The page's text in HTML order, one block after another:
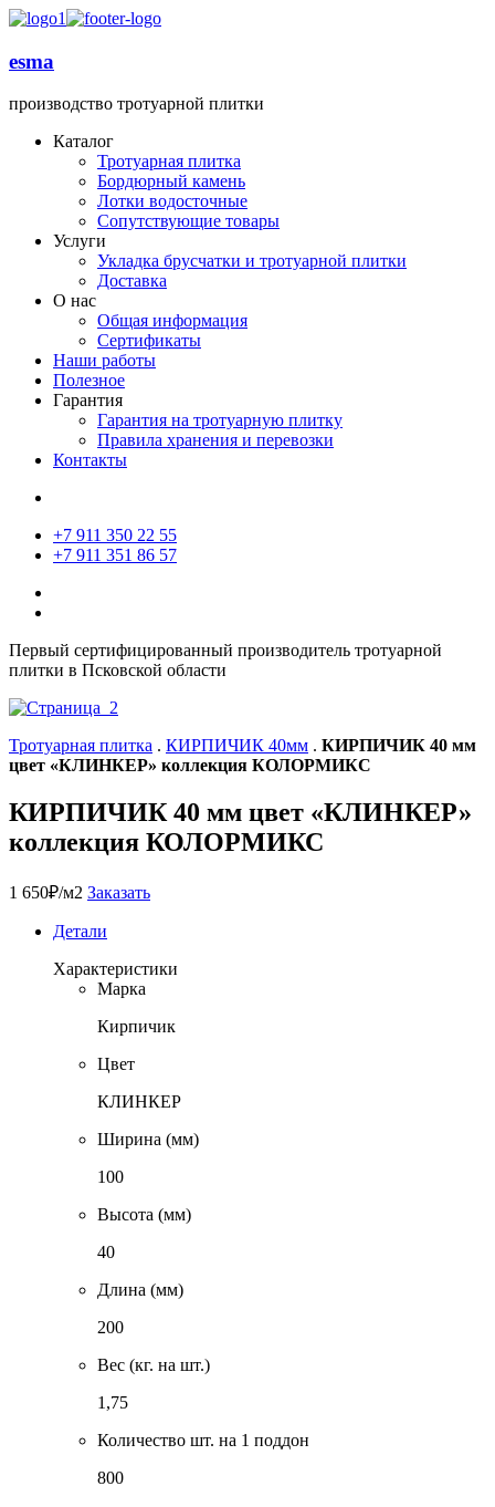
esma
производство тротуарной плитки
Каталог
Тротуарная плитка
Бордюрный камень
Лотки водосточные
Сопутствующие товары
Услуги
Укладка брусчатки и тротуарной плитки
Доставка
О нас
Общая информация
Сертификаты
Наши работы
Полезное
Гарантия
Гарантия на тротуарную плитку
Правила хранения и перевозки
Контакты
+7 911 350 22 55
+7 911 351 86 57
Первый сертифицированный производитель тротуарной
плитки в Псковской области
Тротуарная плитка . КИРПИЧИК 40мм . КИРПИЧИК 40 мм
цвет «КЛИНКЕР» коллекция КОЛОРМИКС
КИРПИЧИК 40 мм цвет «КЛИНКЕР»
коллекция КОЛОРМИКС
1 650₽/м2 Заказать
Детали
Характеристики
Марка
Кирпичик
Цвет
КЛИНКЕР
Ширина (мм)
100
Высота (мм)
40
Длина (мм)
200
Вес (кг. на шт.)
1,75
Количество шт. на 1 поддон
800